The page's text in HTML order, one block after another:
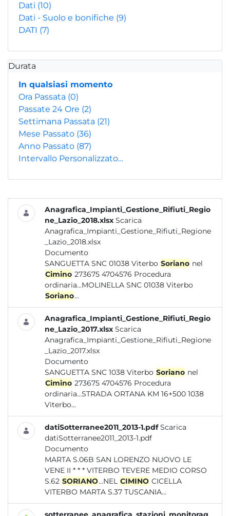
Dati (10)
Dati - Suolo e bonifiche (9)
DATI (7)
Durata
In qualsiasi momento
Ora Passata (0)
Passate 24 Ore (2)
Settimana Passata (21)
Mese Passato (36)
Anno Passato (87)
Intervallo Personalizzato…
Anagrafica_Impianti_Gestione_Rifiuti_Regio
ne_Lazio_2018.xlsx Scarica
Anagrafica_Impianti_Gestione_Rifiuti_Regione
_Lazio_2018.xlsx
Documento
SANGUETTA SNC 01038 Viterbo Soriano nel
Cimino 273675 4704576 Procedura
ordinaria...MOLINELLA SNC 01038 Viterbo
Soriano...
Anagrafica_Impianti_Gestione_Rifiuti_Regio
ne_Lazio_2017.xlsx Scarica
Anagrafica_Impianti_Gestione_Rifiuti_Regione
_Lazio_2017.xlsx
Documento
SANGUETTA SNC 1038 Viterbo Soriano nel
Cimino 273675 4704576 Procedura
ordinaria...STRADA ORTANA KM 16+500 1038
Viterbo...
datiSotterranee2011_2013-1.pdf Scarica
datiSotterranee2011_2013-1.pdf
Documento
MARTA S.06B SAN LORENZO NUOVO LE
VENE II * * * VITERBO TEVERE MEDIO CORSO
S.62 SORIANO...NEL CIMINO CICELLA
VITERBO MARTA S.37 TUSCANIA...